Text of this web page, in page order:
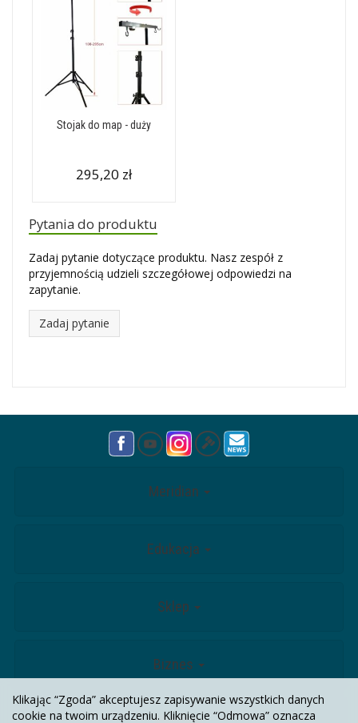
Stojak do map - duży
295,20 zł
Pytania do produktu
Zadaj pytanie dotyczące produktu. Nasz zespół z
przyjemnością udzieli szczegółowej odpowiedzi na
zapytanie.
Zadaj pytanie
Meridian
Edukacja
Sklep
Biznes
Klikając “Zgoda” akceptujesz zapisywanie wszystkich danych
cookie na twoim urządzeniu. Kliknięcie “Odmowa” oznacza